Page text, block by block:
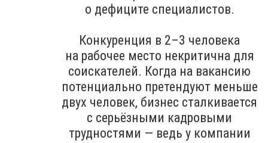
о дефиците специалистов.
Конкуренция в 2–3 человека
на рабочее место некритична для
соискателей. Когда на вакансию
потенциально претендуют меньше
двух человек, бизнес сталкивается
с серьёзными кадровыми
трудностями — ведь у компании